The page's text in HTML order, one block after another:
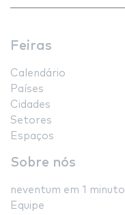
Feiras
Calendário
Países
Cidades
Setores
Espaços
Sobre nós
neventum em 1 minuto
Equipe